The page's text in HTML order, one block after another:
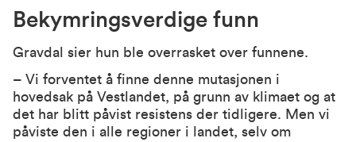
Bekymringsverdige funn
Gravdal sier hun ble overrasket over funnene.
– Vi forventet å finne denne mutasjonen i
hovedsak på Vestlandet, på grunn av klimaet og at
det har blitt påvist resistens der tidligere. Men vi
påviste den i alle regioner i landet, selv om